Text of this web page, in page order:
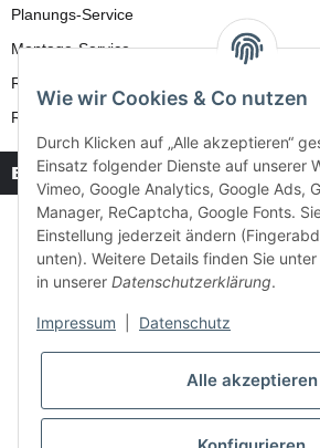
Planungs-Service
Montage-Service
Reparatur-Service
Retouren-Service
Bezahlung & Versand
Wie wir Cookies & Co nutzen
Durch Klicken auf „Alle akzeptieren“
Einsatz folgender Dienste auf unserer
Vimeo, Google Analytics, Google Ads,
Manager, ReCaptcha, Google Fonts.
Einstellung jederzeit ändern
unten). Weitere Details finden Sie unter
in unserer Datenschutzerklärung.
Impressum Datenschutz
Alle akzeptieren